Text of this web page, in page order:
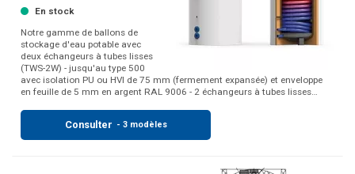
En stock
Notre gamme de ballons de
stockage d'eau potable avec
deux échangeurs à tubes lisses
(TWS-2W) - jusqu'au type 500
avec isolation PU ou HVI de 75 mm (fermement expansée) et enveloppe
en feuille de 5 mm en argent RAL 9006 - 2 échangeurs à tubes lisses…
Consulter - 3 modèles